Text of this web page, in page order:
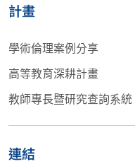
計畫
學術倫理案例分享
高等教育深耕計畫
教師專長暨研究查詢系統
連結